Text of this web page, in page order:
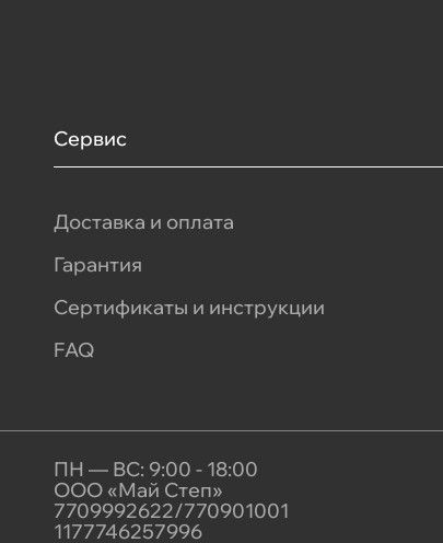
Сервис
Доставка и оплата
Гарантия
Сертификаты и инструкции
FAQ
ПН — ВС: 9:00 - 18:00
ООО «Май Степ»
7709992622/770901001
1177746257996